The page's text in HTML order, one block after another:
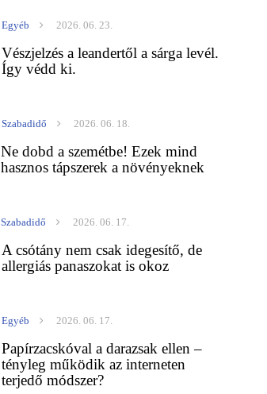
Egyéb 2026. 06. 23.
Vészjelzés a leandertől a sárga levél.
Így védd ki.
Szabadidő 2026. 06. 18.
Ne dobd a szemétbe! Ezek mind
hasznos tápszerek a növényeknek
Szabadidő 2026. 06. 17.
A csótány nem csak idegesítő, de
allergiás panaszokat is okoz
Egyéb 2026. 06. 17.
Papírzacskóval a darazsak ellen –
tényleg működik az interneten
terjedő módszer?